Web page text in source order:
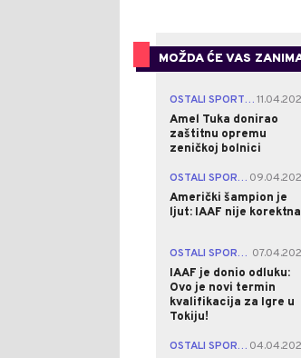
MOŽDA ĆE VAS
OSTALI SPORTOVI
Amel Tuka donirao
zaštitnu opremu
zeničkoj bolnici
OSTALI SPORTOVI
Američki šampion je
ljut: IAAF nije korektna
OSTALI SPORTOVI
IAAF je donio odluku:
Ovo je novi termin
kvalifikacija za Igre u
Tokiju!
OSTALI SPORTOVI